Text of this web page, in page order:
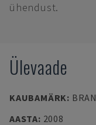
ühendust.
Ülevaade
KAUBAMÄRK:
AASTA: 2008